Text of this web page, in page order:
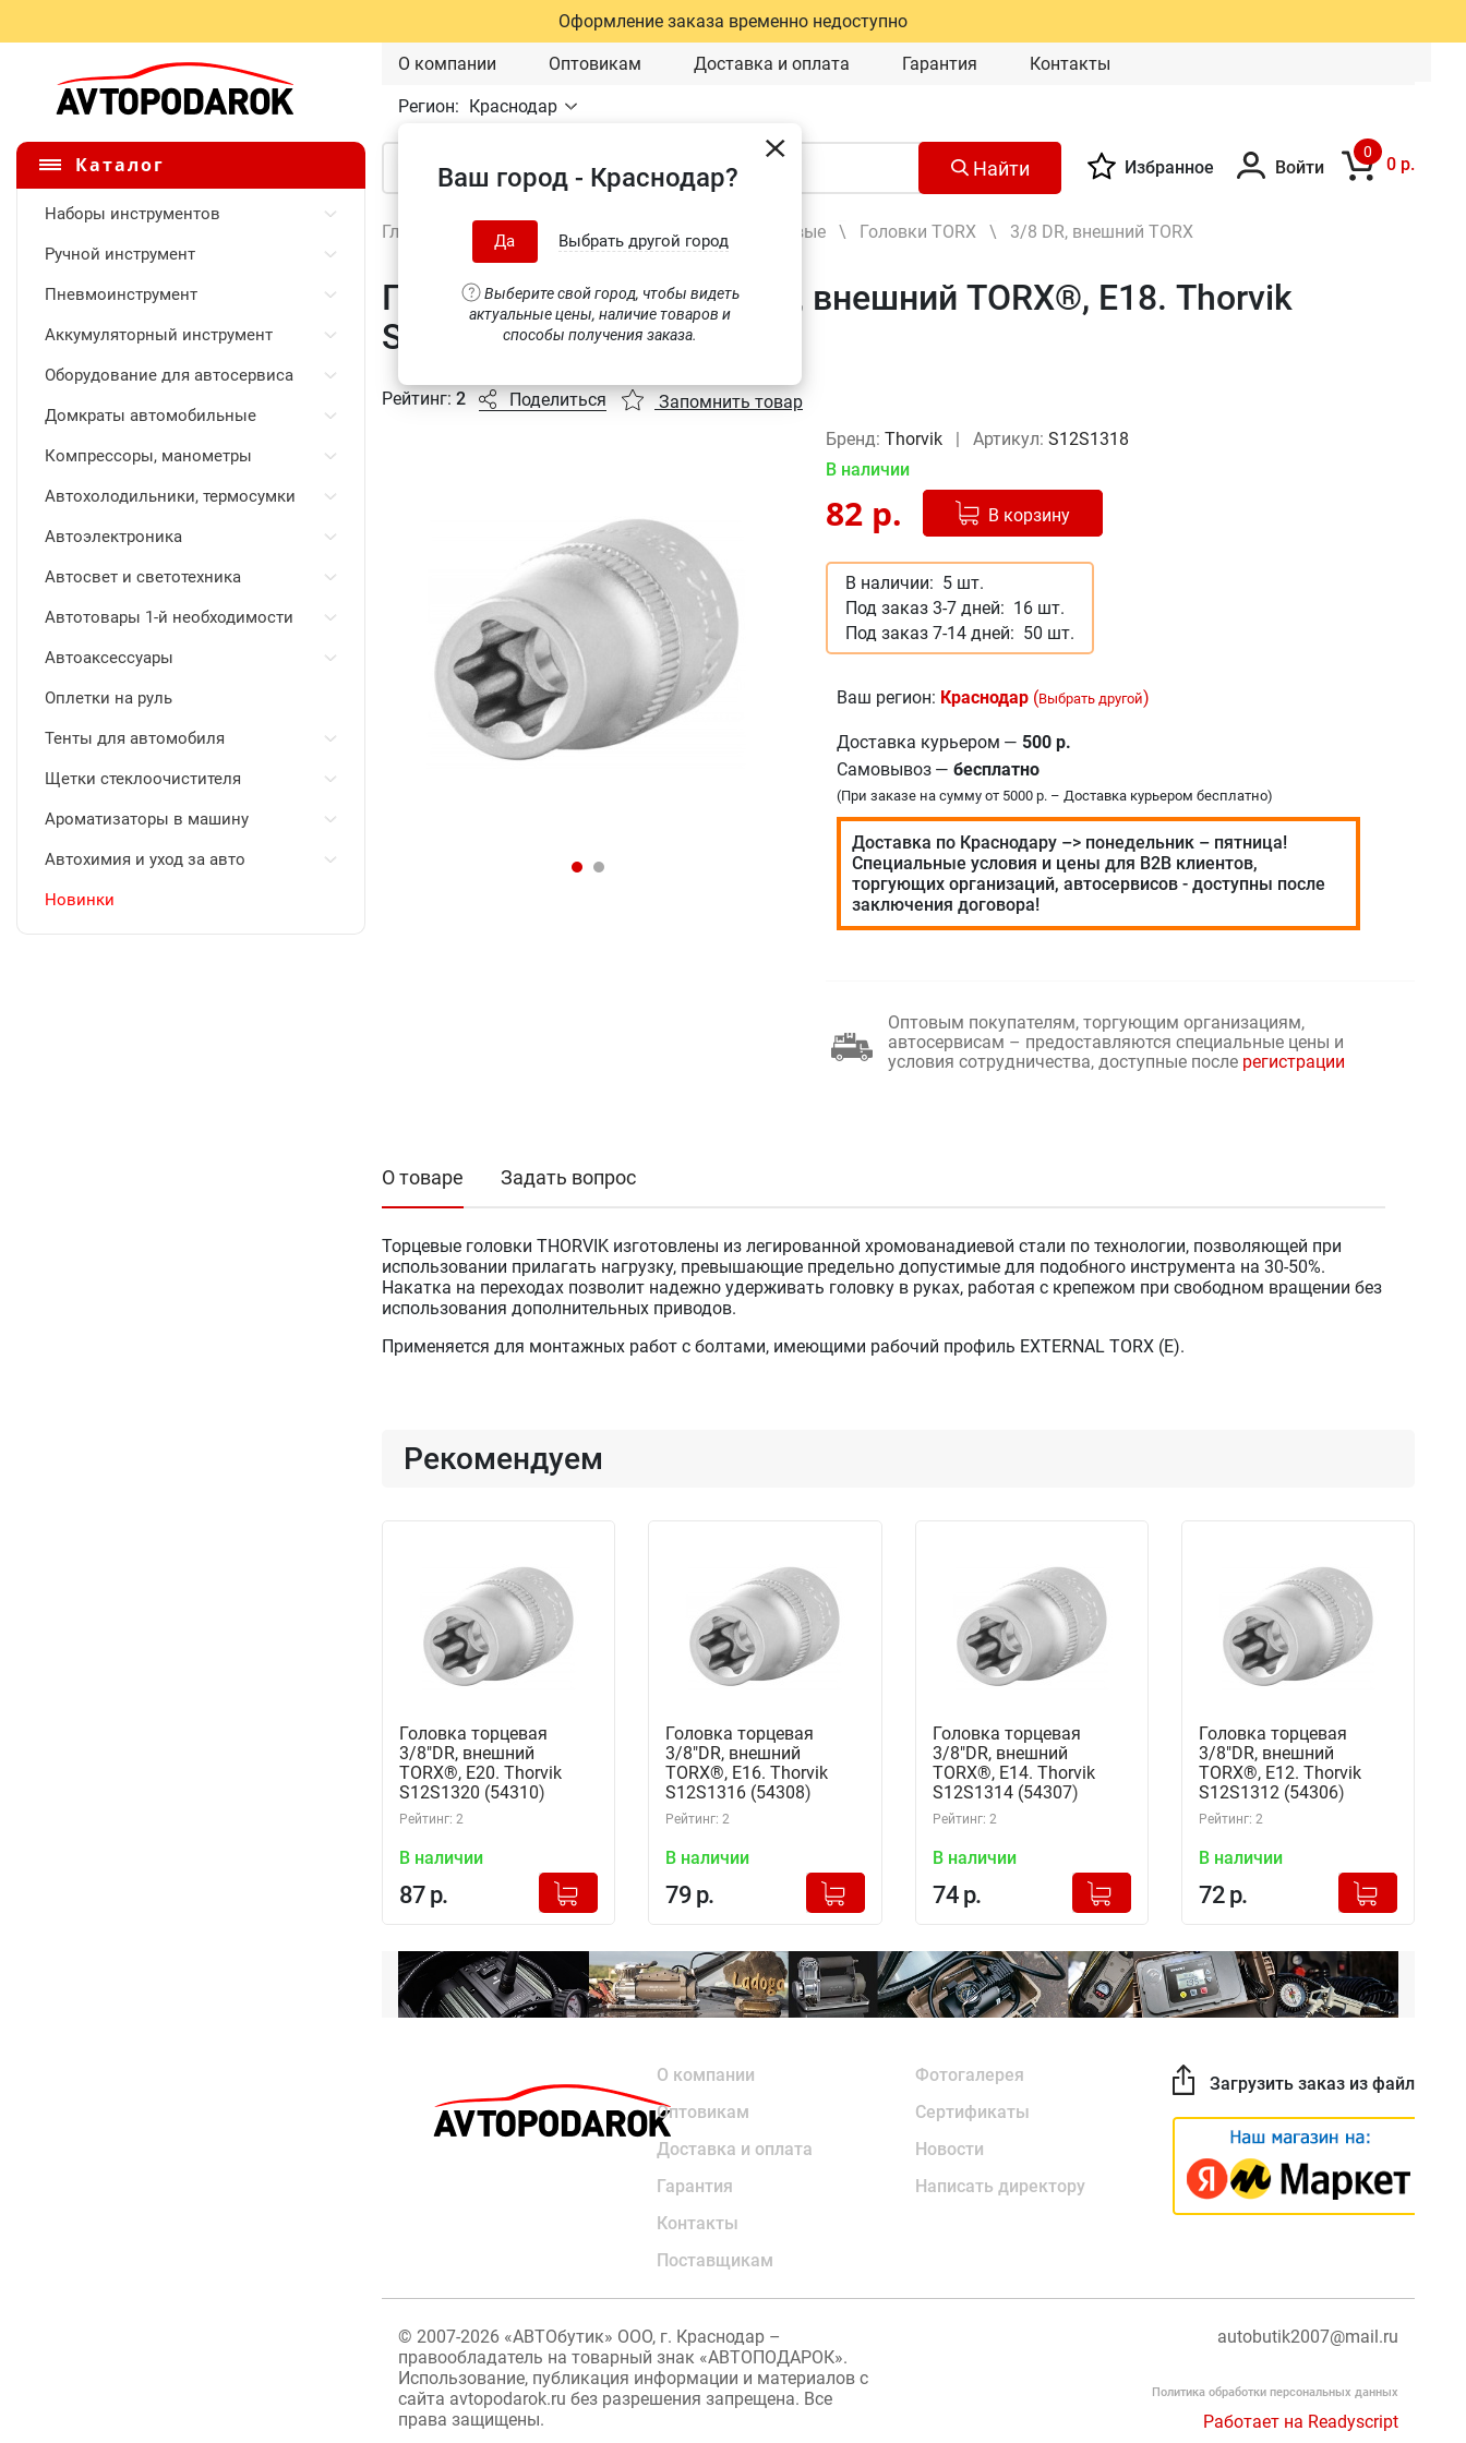
Оформление заказа временно недоступно
О компании Оптовикам Доставка и оплата Гарантия Контакты
Регион: Краснодар
Ваш город - Краснодар?
Да Выбрать другой город
Выберите свой город, чтобы видеть
актуальные цены, наличие товаров и
способы получения заказа.
Каталог
Наборы инструментов
Ручной инструмент
Пневмоинструмент
Аккумуляторный инструмент
Оборудование для автосервиса
Домкраты автомобильные
Компрессоры, манометры
Автохолодильники, термосумки
Автоэлектроника
Автосвет и светотехника
Автотовары 1-й необходимости
Автоаксессуары
Оплетки на руль
Тенты для автомобиля
Щетки стеклоочистителя
Ароматизаторы в машину
Автохимия и уход за авто
Новинки
Найти Избранное Войти
0
0 р.
Главная Ручной инструмент Головки торцевые \ Головки TORX \ 3/8 DR, внешний TORX
Головка торцевая 3/8"DR, внешний TORX®, Е18. Thorvik
S12S1318 (54309)
Рейтинг:2 Поделиться
Запомнить товар
Бренд: Thorvik |Артикул: S12S1318
В наличии
82 р. В корзину+
Добавлено в корзину
В наличии: 5 шт.
Под заказ 3-7 дней: 16 шт.
Под заказ 7-14 дней: 50 шт.
Ваш регион: Краснодар (Выбрать другой)
Доставка курьером — 500 р.
Самовывоз —бесплатно
(При заказе на сумму от 5000 р. – Доставка курьером бесплатно)
Доставка по Краснодару –> понедельник – пятница!
Специальные условия и цены для В2В клиентов,
торгующих организаций, автосервисов - доступны после
заключения договора!
Оптовым покупателям, торгующим организациям,
автосервисам – предоставляются специальные цены и
условия сотрудничества, доступные после регистрации
О товаре Задать вопрос
Торцевые головки THORVIK изготовлены из легированной хромованадиевой стали по технологии, позволяющей при
использовании прилагать нагрузку, превышающие предельно допустимые для подобного инструмента на 30-50%.
Накатка на переходах позволит надежно удерживать головку в руках, работая с крепежом при свободном вращении без
использования дополнительных приводов.
Применяется для монтажных работ с болтами, имеющими рабочий профиль EXTERNAL TORX (Е).
Рекомендуем
Головка торцевая
3/8"DR, внешний
TORX®, Е20. Thorvik
S12S1320 (54310)
Рейтинг: 2
В наличии
87 р.
+
Добавлено в корзину
Головка торцевая
3/8"DR, внешний
TORX®, Е16. Thorvik
S12S1316 (54308)
Рейтинг: 2
В наличии
79 р.
+
Добавлено в корзину
Головка торцевая
3/8"DR, внешний
TORX®, Е14. Thorvik
S12S1314 (54307)
Рейтинг: 2
В наличии
74 р.
+
Добавлено в корзину
Головка торцевая
3/8"DR, внешний
TORX®, Е12. Thorvik
S12S1312 (54306)
Рейтинг: 2
В наличии
72 р.
+
Добавлено в корзину
О компании
Оптовикам
Доставка и оплата
Гарантия
Контакты
Поставщикам
Фотогалерея
Сертификаты
Новости
Написать директору
Загрузить заказ из файла
© 2007-2026 «АВТОбутик» ООО, г. Краснодар –
правообладатель на товарный знак «АВТОПОДАРОК».
Использование, публикация информации и материалов с
сайта avtopodarok.ru без разрешения запрещена. Все
права защищены.
autobutik2007@mail.ru
Политика обработки персональных данных
Работает на Readyscript